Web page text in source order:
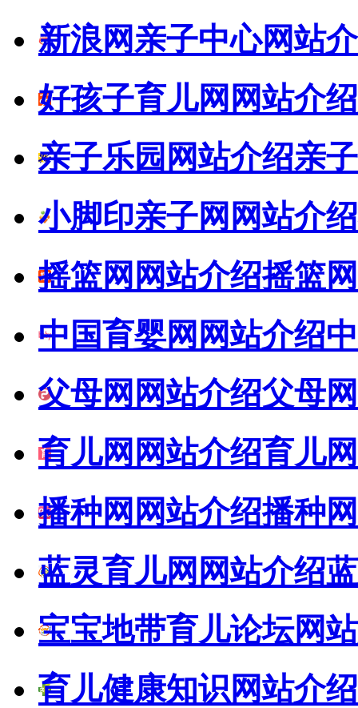
新浪网亲子中心网站
好孩子育儿网网站介绍
亲子乐园网站介绍亲
小脚印亲子网网站介绍
摇篮网网站介绍摇篮网
中国育婴网网站介绍
父母网网站介绍父母网
育儿网网站介绍育儿网
播种网网站介绍播种网
蓝灵育儿网网站介绍
宝宝地带育儿论坛网
育儿健康知识网站介绍